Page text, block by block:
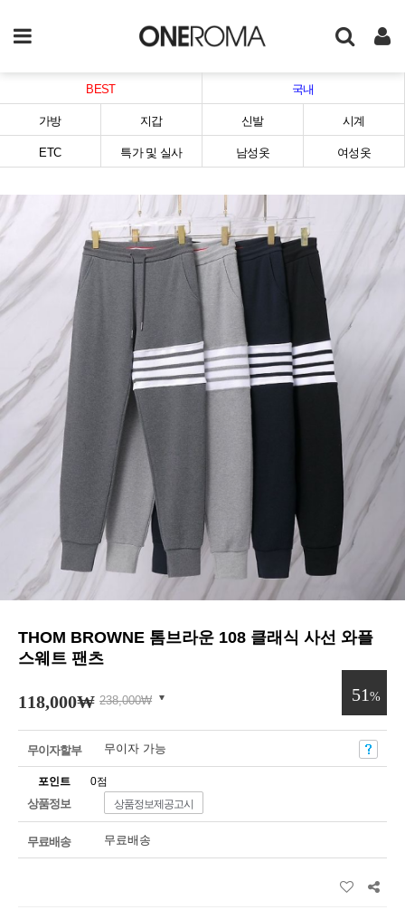
BEST 국내
가방 지갑 신발 시계
ETC 특가 및 실사 남성옷 여성옷
THOM BROWNE 톰브라운 108 클래식 사선 와플
스웨트 팬츠
118,000₩ 238,000₩ 51 %
무이자할부 무이자 가능
포인트 0점
상품정보 상품정보제공고시
무료배송 무료배송